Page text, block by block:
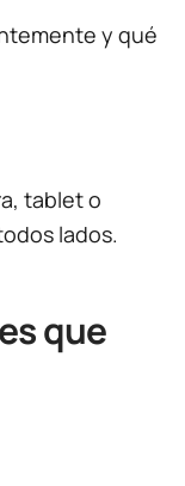
y qué
tablet o
lados.
que